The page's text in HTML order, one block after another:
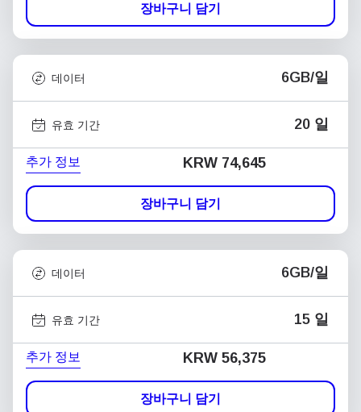
장바구니 담기
데이터 6GB/일
유효 기간 20 일
추가 정보 KRW 74,645
장바구니 담기
데이터 6GB/일
유효 기간 15 일
추가 정보 KRW 56,375
장바구니 담기